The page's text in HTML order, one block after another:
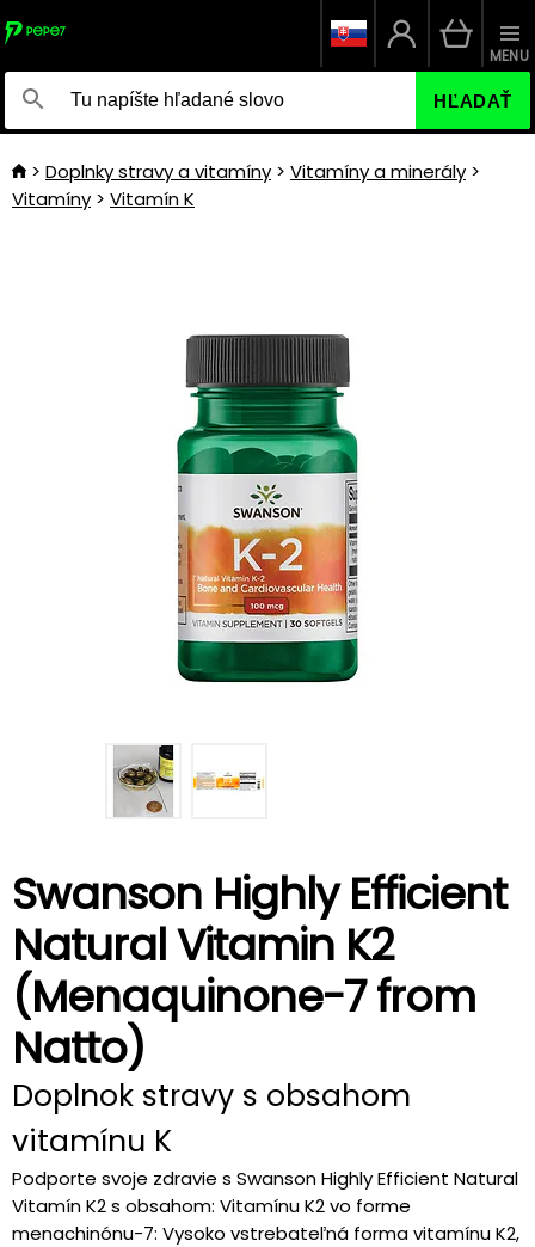
HĽADAŤ
MENU
Doplnky stravy a vitamíny
Vitamíny a minerály
Vitamíny
Vitamín K
Swanson Highly Efficient
Natural Vitamin K2
(Menaquinone-7 from
Natto)
Doplnok stravy s obsahom
vitamínu K
Podporte svoje zdravie s Swanson Highly Efficient Natural
Vitamín K2 s obsahom: Vitamínu K2 vo forme
menachinónu-7: Vysoko vstrebateľná forma vitamínu K2,